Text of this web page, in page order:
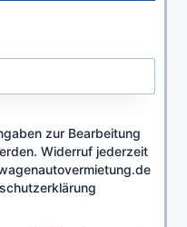
zur Bearbeitung
Widerruf jederzeit